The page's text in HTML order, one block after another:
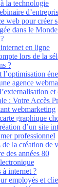
la technologie
web pour créer
dans le
en ligne
lors de la
?
l’optimisation
agence
: Votre Accès
webmarketing
graphique
d’un site
professionnel
la création de
des années 80
à internet ?
employés et